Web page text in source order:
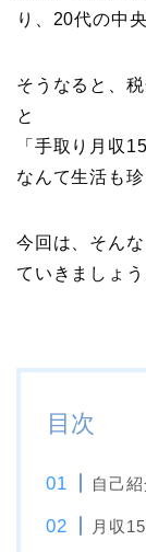
り、20代の中
そうなると、
と
「手取り月収
なんて生活も
今回は、そん
ていきましょう
目次
自己紹
月収